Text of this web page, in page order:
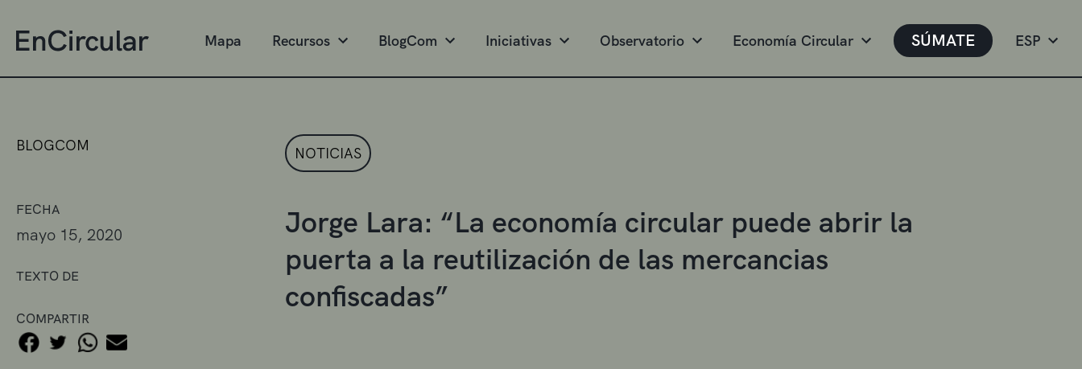
Mapa Recursos BlogCom Iniciativas Observatorio Economía Circular SÚMATE ESP
BLOGCOM
FECHA
mayo 15, 2020
TEXTO DE
COMPARTIR
NOTICIAS
Jorge Lara: “La economía circular puede abrir la
puerta a la reutilización de las mercancias
confiscadas”